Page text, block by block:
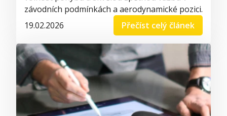
závodních podmínkách a aerodynamické pozici.
19.02.2026
Přečíst celý článek